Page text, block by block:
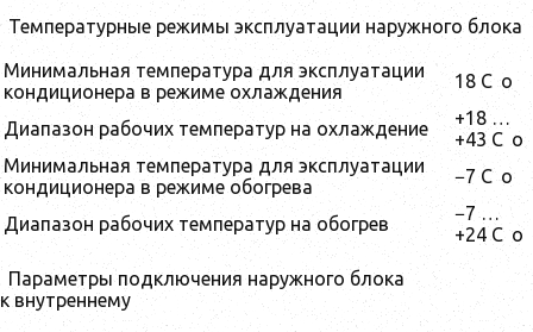
Температурные режимы эксплуатации наружного блока
Минимальная температура для эксплуатации
кондиционера в режиме охлаждения
18 C o
Диапазон рабочих температур на охлаждение
+18 …
+43 C o
Минимальная температура для эксплуатации
кондиционера в режиме обогрева
−7 C o
Диапазон рабочих температур на обогрев
−7 …
+24 C o
Параметры подключения наружного блока
к внутреннему